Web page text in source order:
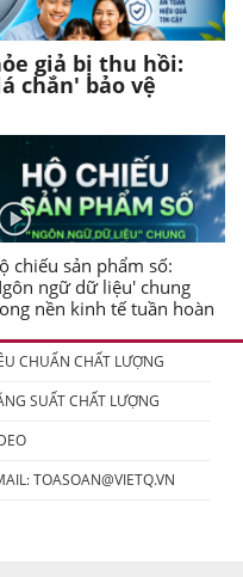
giả bị thu hồi:
chắn' bảo vệ
chiếu sản phẩm số:
ngữ dữ liệu' chung
nền kinh tế tuần hoàn
CHUẨN CHẤT LƯỢNG
SUẤT CHẤT LƯỢNG
TOASOAN@VIETQ.VN